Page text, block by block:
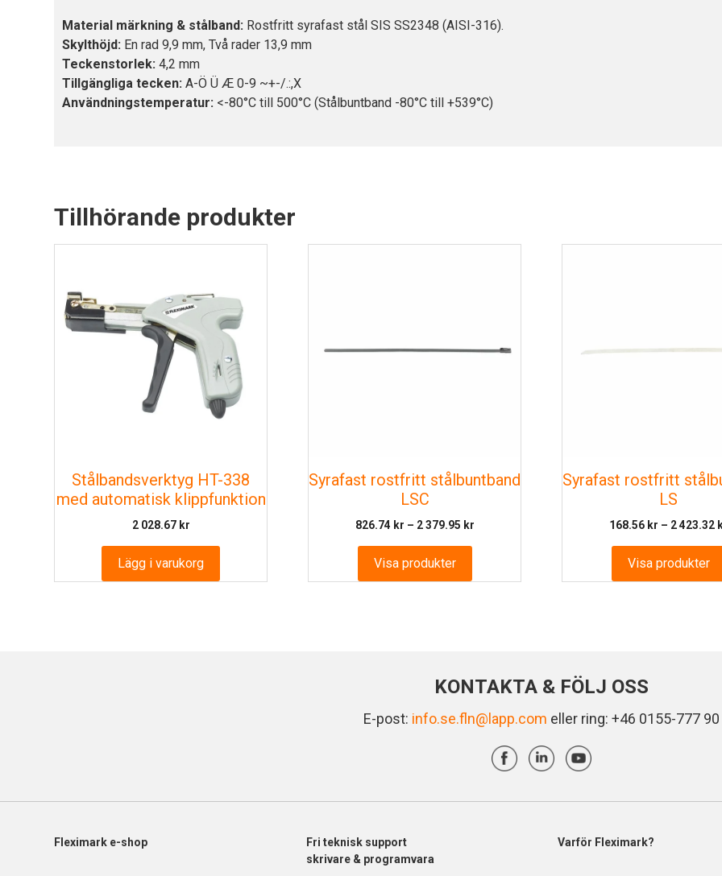
Material märkning & stålband: Rostfritt syrafast stål SIS SS2348 (AISI-316).
Skylthöjd: En rad 9,9 mm, Två rader 13,9 mm
Teckenstorlek: 4,2 mm
Tillgängliga tecken: A-Ö Ü Æ 0-9 ~+-/.:,X
Användningstemperatur: <-80°C till 500°C (Stålbuntband -80°C till +539°C)
Tillhörande produkter
Stålbandsverktyg HT-338
med automatisk klippfunktion
2 028.67 kr
Lägg i varukorg
Syrafast rostfritt stålbuntband
LSC
826.74 kr – 2 379.95 krPrisintervall:
Visa produkter
Syrafast rostfritt
LS
168.56 kr – 2 423.32
Visa produkter
KONTAKTA & FÖLJ OSS
E-post: info.se.fln@lapp.com eller ring: +46 0155-777 90
Fleximark e-shop Fri teknisk support
skrivare & programvara
Varför Fleximark?